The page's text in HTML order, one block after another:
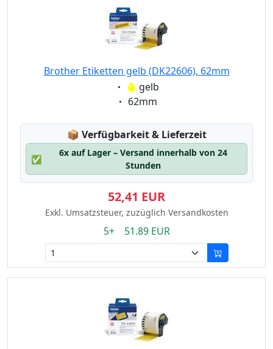
62mm x 100mm
103mm x 164mm
Brother Etiketten gelb (DK22606), 62mm
Eigenschaft:
gelb
Eigenschaft:
62mm
📦 Lagerstatus:
Verfügbarkeit & Lieferzeit
✅
6x auf Lager – Versand innerhalb von 24
Stunden
52,41 EUR
Exkl. Umsatzsteuer, zuzüglich Versandkosten
5+ 51.89 EUR